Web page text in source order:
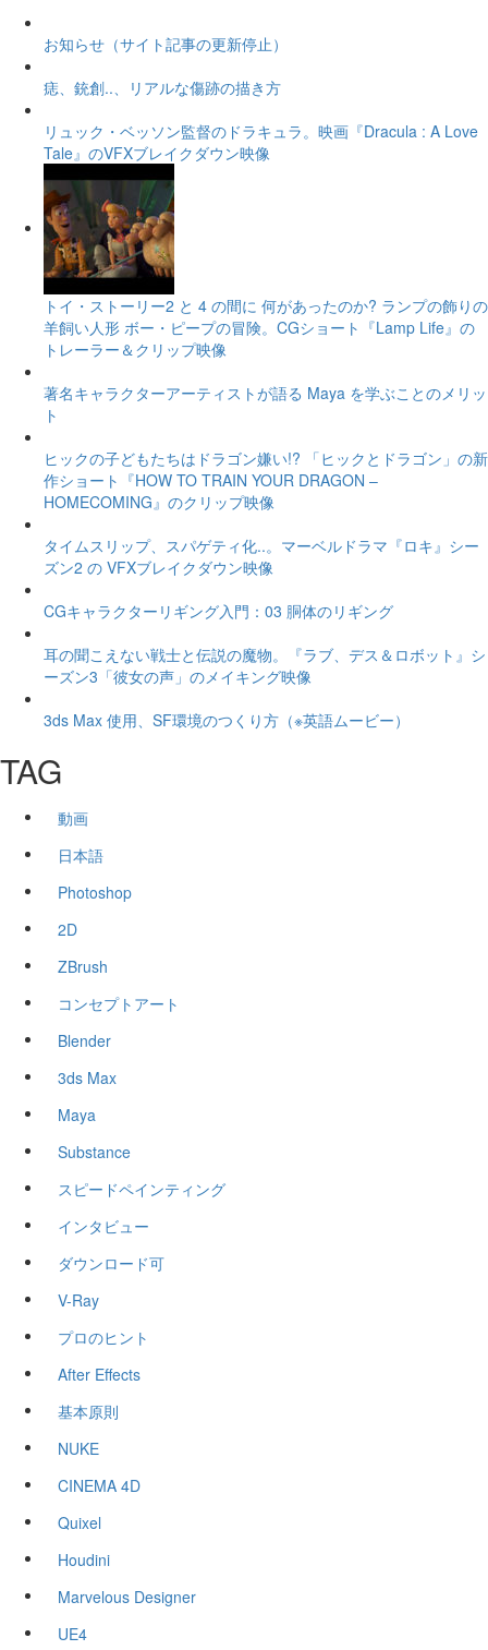
お知らせ（サイト記事の更新停止）
痣、銃創..、リアルな傷跡の描き方
リュック・ベッソン監督のドラキュラ。映画『Dracula : A Love
Tale』のVFXブレイクダウン映像
トイ・ストーリー2 と 4 の間に 何があったのか? ランプの飾りの
羊飼い人形 ボー・ピープの冒険。CGショート『Lamp Life』の
トレーラー＆クリップ映像
著名キャラクターアーティストが語る Maya を学ぶことのメリッ
ト
ヒックの子どもたちはドラゴン嫌い!? 「ヒックとドラゴン」の新
作ショート『HOW TO TRAIN YOUR DRAGON –
HOMECOMING』のクリップ映像
タイムスリップ、スパゲティ化..。マーベルドラマ『ロキ』シー
ズン2 の VFXブレイクダウン映像
CGキャラクターリギング入門：03 胴体のリギング
耳の聞こえない戦士と伝説の魔物。『ラブ、デス＆ロボット』シ
ーズン3「彼女の声」のメイキング映像
3ds Max 使用、SF環境のつくり方（※英語ムービー）
TAG
動画
日本語
Photoshop
2D
ZBrush
コンセプトアート
Blender
3ds Max
Maya
Substance
スピードペインティング
インタビュー
ダウンロード可
V-Ray
プロのヒント
After Effects
基本原則
NUKE
CINEMA 4D
Quixel
Houdini
Marvelous Designer
UE4